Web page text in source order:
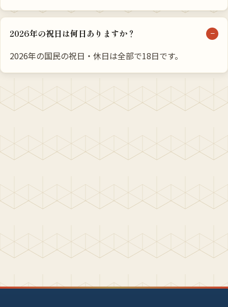
2026年の祝日は何日ありますか？
2026年の国民の祝日・休日は全部で18日です。